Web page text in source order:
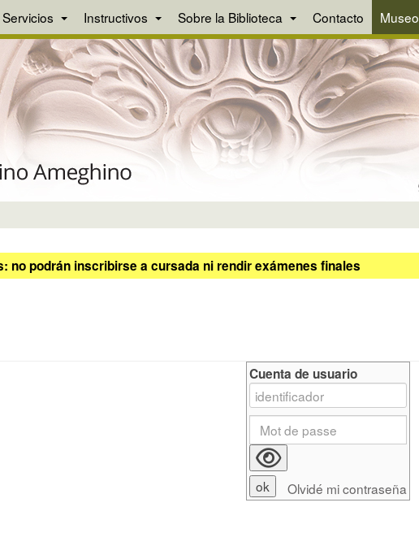
Servicios Instructivos Sobre la Biblioteca Contacto Museo
no podrán inscribirse a cursada ni rendir exámenes finales
Cuenta de usuario
Olvidé mi contraseña